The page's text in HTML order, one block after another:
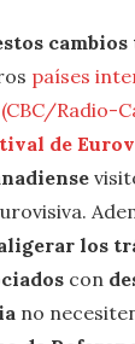
países
(CBC/Radio-
de
los
con
no